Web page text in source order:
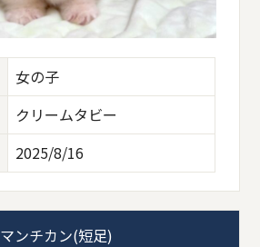
女の子
クリームタビー
2025/8/16
マンチカン(短足)